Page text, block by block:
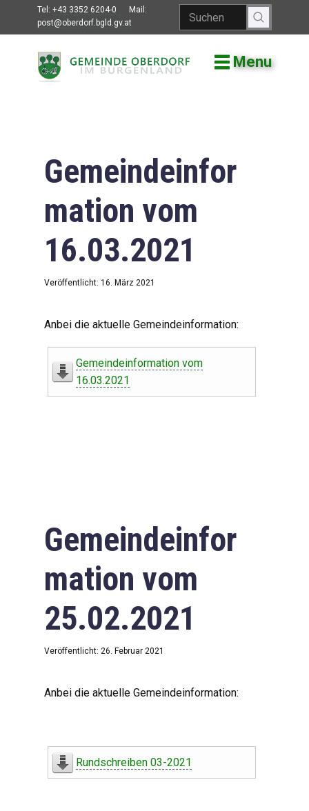
Tel: +43 3352 6204-0
Mail:
post@oberdorf.bgld.gv.at
Menu
Willkommen
Gemeindeamt
Gemeinderat
Bildung
Vereine
Leben in Oberdorf
Downloads
Impressum
Datenschutzerklärung
Gemeindeinfor
mation vom
16.03.2021
Veröffentlicht: 16. März 2021
Anbei die aktuelle Gemeindeinformation:
Gemeindeinformation vom
16.03.2021
Gemeindeinfor
mation vom
25.02.2021
Veröffentlicht: 26. Februar 2021
Anbei die aktuelle Gemeindeinformation:
Rundschreiben 03-2021